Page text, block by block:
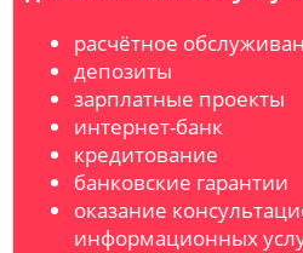
расчётное
депозиты
зарплатные проекты
интернет-банк
кредитование
банковские гарантии
оказание
информационных